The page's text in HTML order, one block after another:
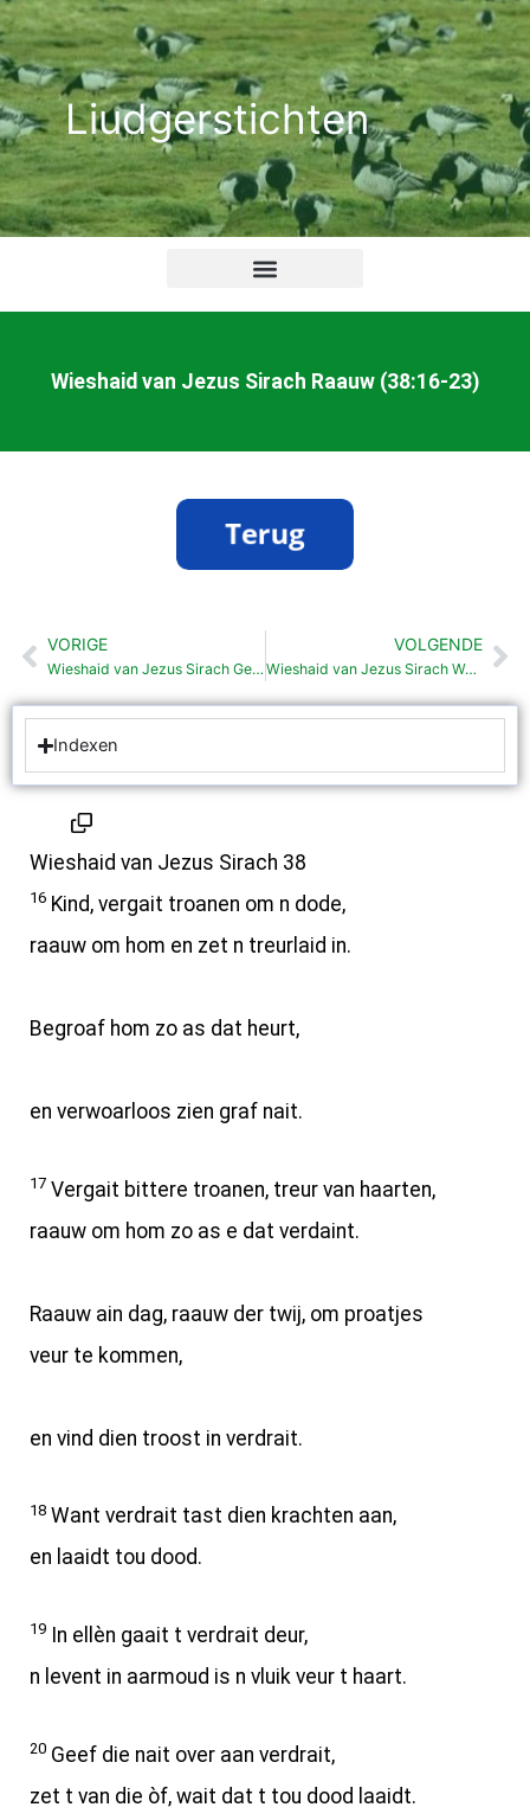
Ga
naar
de
inhoudLiudgerstichten
Wieshaid van Jezus Sirach Raauw (38:16-23)
Vorige
VORIGE
Wieshaid van Jezus Sirach Gezondhaid (38:1-15)
VOLGENDE
Wieshaid van Jezus Sirach Waarklu en schriftgeleerden (38:24-39:11)
Indexen
Wieshaid van Jezus Sirach 38
16 Kind, vergait troanen om n dode,
raauw om hom en zet n treurlaid in.
Begroaf hom zo as dat heurt,
en verwoarloos zien graf nait.
17 Vergait bittere troanen, treur van haarten,
raauw om hom zo as e dat verdaint.
Raauw ain dag, raauw der twij, om proatjes
veur te kommen,
en vind dien troost in verdrait.
18 Want verdrait tast dien krachten aan,
en laaidt tou dood.
19 In ellèn gaait t verdrait deur,
n levent in aarmoud is n vluik veur t haart.
20 Geef die nait over aan verdrait,
zet t van die òf, wait dat t tou dood laaidt.